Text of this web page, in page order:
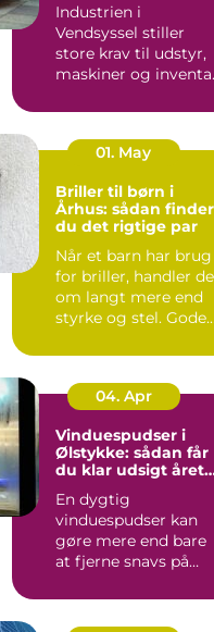
Industrien i
Vendsyssel stiller
store krav til udstyr,
maskiner og
stålkonstruktioner,...
01. May
Briller til børn i
Århus: sådan finder
du det rigtige par
Når et barn har brug
for briller, handler
om langt mere end
styrke og stel. Gode
04. Apr
Vinduespudser i
Ølstykke: sådan får
du klar udsigt året
En dygtig
vinduespudser kan
gøre mere end bare
at fjerne snavs på
g...